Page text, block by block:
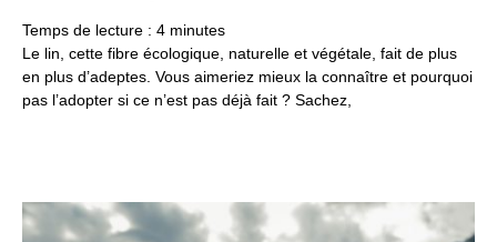
Temps de lecture : 4 minutes
Le lin, cette fibre écologique, naturelle et végétale, fait de plus
en plus d’adeptes. Vous aimeriez mieux la connaître et pourquoi
pas l’adopter si ce n’est pas déjà fait ? Sachez,